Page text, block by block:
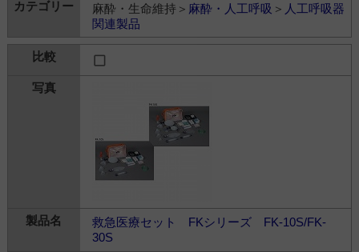
麻酔・生命維持＞ 麻酔・人工呼吸 ＞ 人工呼吸器
関連製品
救急医療セット FKシリーズ FK-10S/FK-
30S